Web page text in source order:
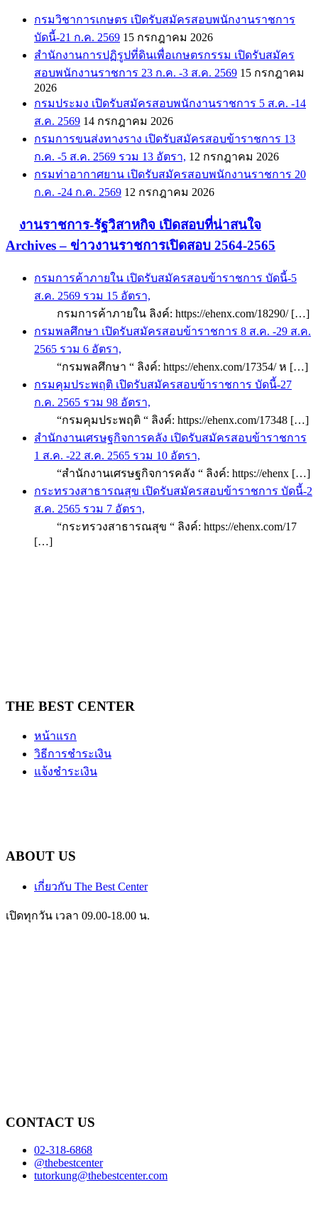
กรมวิชาการเกษตร เปิดรับสมัครสอบพนักงานราชการ
บัดนี้-21 ก.ค. 2569 15 กรกฎาคม 2026
สำนักงานการปฏิรูปที่ดินเพื่อเกษตรกรรม เปิดรับสมัคร
สอบพนักงานราชการ 23 ก.ค. -3 ส.ค. 2569 15 กรกฎาคม
2026
กรมประมง เปิดรับสมัครสอบพนักงานราชการ 5 ส.ค. -14
ส.ค. 2569 14 กรกฎาคม 2026
กรมการขนส่งทางราง เปิดรับสมัครสอบข้าราชการ 13
ก.ค. -5 ส.ค. 2569 รวม 13 อัตรา, 12 กรกฎาคม 2026
กรมท่าอากาศยาน เปิดรับสมัครสอบพนักงานราชการ 20
ก.ค. -24 ก.ค. 2569 12 กรกฎาคม 2026
งานราชการ-รัฐวิสาหกิจ เปิดสอบที่น่าสนใจ
Archives – ข่าวงานราชการเปิดสอบ 2564-2565
กรมการค้าภายใน เปิดรับสมัครสอบข้าราชการ บัดนี้-5
ส.ค. 2569 รวม 15 อัตรา,
กรมการค้าภายใน ลิงค์: https://ehenx.com/18290/ […]
กรมพลศึกษา เปิดรับสมัครสอบข้าราชการ 8 ส.ค. -29 ส.ค.
2565 รวม 6 อัตรา,
“กรมพลศึกษา “ ลิงค์: https://ehenx.com/17354/ ห […]
กรมคุมประพฤติ เปิดรับสมัครสอบข้าราชการ บัดนี้-27
ก.ค. 2565 รวม 98 อัตรา,
“กรมคุมประพฤติ “ ลิงค์: https://ehenx.com/17348 […]
สำนักงานเศรษฐกิจการคลัง เปิดรับสมัครสอบข้าราชการ
1 ส.ค. -22 ส.ค. 2565 รวม 10 อัตรา,
“สำนักงานเศรษฐกิจการคลัง “ ลิงค์: https://ehenx […]
กระทรวงสาธารณสุข เปิดรับสมัครสอบข้าราชการ บัดนี้-2
ส.ค. 2565 รวม 7 อัตรา,
“กระทรวงสาธารณสุข “ ลิงค์: https://ehenx.com/17
[…]
THE BEST CENTER
หน้าแรก
วิธีการชำระเงิน
แจ้งชำระเงิน
ABOUT US
เกี่ยวกับ The Best Center
เปิดทุกวัน เวลา 09.00-18.00 น.
CONTACT US
02-318-6868
@thebestcenter
tutorkung@thebestcenter.com